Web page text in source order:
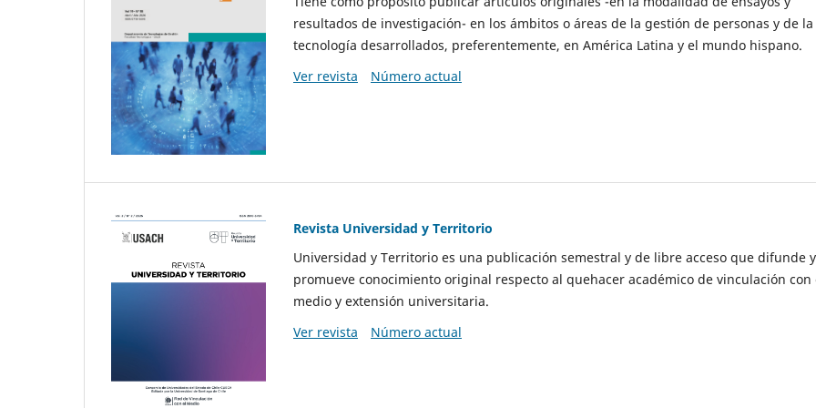
resultados de investigación- en los ámbitos o áreas de la gestión de personas y de la
tecnología desarrollados, preferentemente, en América Latina y el mundo hispano.
Ver revista
Número actual
Revista Universidad y Territorio
Universidad y Territorio es una publicación semestral y de libre acceso que difunde y
promueve conocimiento original respecto al quehacer académico de vinculación con
medio y extensión universitaria.
Ver revista
Número actual